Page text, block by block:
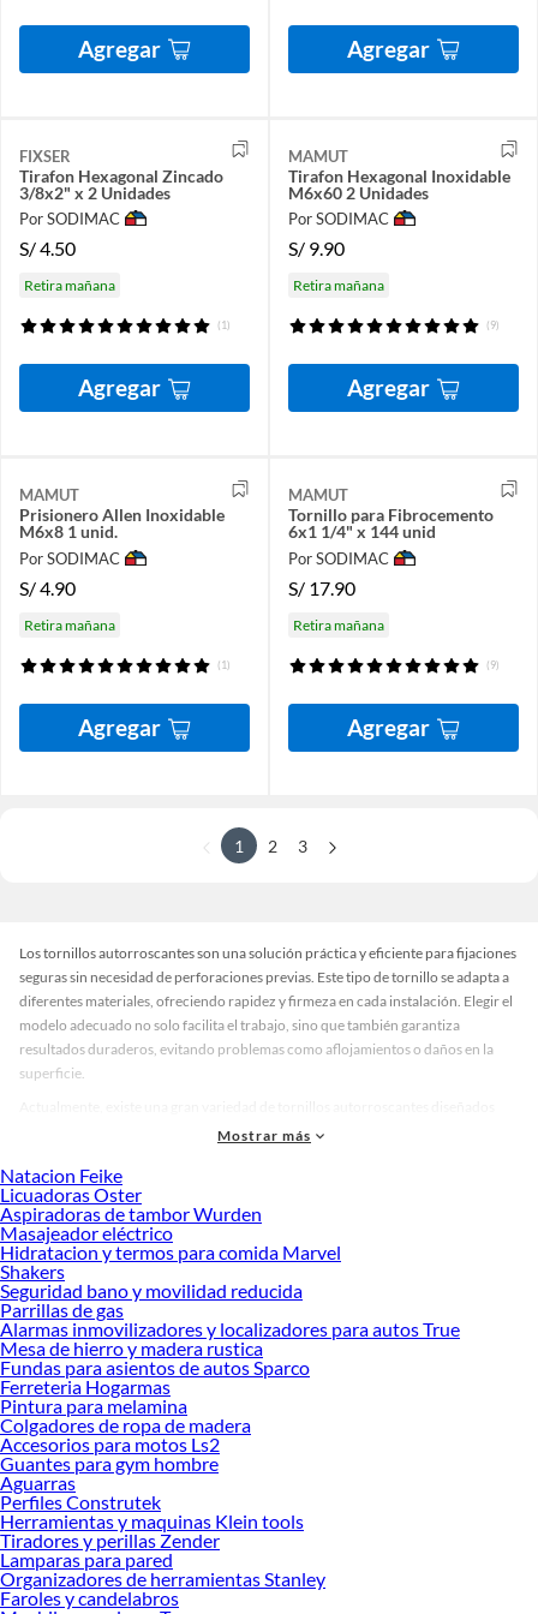
Agregar Agregar
FIXSER
Tirafon Hexagonal Zincado
3/8x2" x 2 Unidades
Por SODIMAC
S/4.50
Retira mañana
(1)
Agregar
MAMUT
Tirafon Hexagonal Inoxidable
M6x60 2 Unidades
Por SODIMAC
S/ 9.90
Retira mañana
(9)
Agregar
MAMUT
Prisionero Allen Inoxidable
M6x8 1 unid.
Por SODIMAC
S/4.90
Retira mañana
(1)
Agregar
MAMUT
Tornillo para Fibrocemento
6x1 1/4" x 144 unid
Por SODIMAC
S/ 17.90
Retira mañana
(9)
Agregar
1 2 3
Los tornillos autorroscantes son una solución práctica y eficiente para fijaciones
seguras sin necesidad de perforaciones previas. Este tipo de tornillo se adapta a
diferentes materiales, ofreciendo rapidez y firmeza en cada instalación. Elegir el
modelo adecuado no solo facilita el trabajo, sino que también garantiza
resultados duraderos, evitando problemas como aflojamientos o daños en la
superficie.
para distintas aplicaciones. Puedes encontrar opciones para madera, metal o
corrosión. También hay modelos con cabezas planas, redondeadas o
hexagonales, disponibles en diferentes tamaños y colores para adaptarse a
proyectos decorativos o funcionales. Esta diversidad permite seleccionar el
tornillo perfecto según el tipo de material y la exigencia del trabajo.
Invertir en tornillos autorroscantes de calidad significa optimizar tiempo y
esfuerzo. Un buen diseño asegura una instalación firme, reduce el riesgo de
fallos y prolonga la vida útil de la estructura. Explora nuestras colecciones
disponibles y descubre cuál se adapta mejor a ti. Conoce más sobre sus
beneficios y elige la opción que hará que tus proyectos sean más seguros y
eficientes.
Complementa tu compra con estos productos:
Tornillos
Armella
Roscalatas
Tornillo Métrico
Autoperforante
Tornillos Mariposa
Tornillos para madera
Mostrar más
Natacion Feike
Licuadoras Oster
Aspiradoras de tambor Wurden
Masajeador eléctrico
Hidratacion y termos para comida Marvel
Shakers
Seguridad bano y movilidad reducida
Parrillas de gas
Alarmas inmovilizadores y localizadores para autos True
Mesa de hierro y madera rustica
Fundas para asientos de autos Sparco
Ferreteria Hogarmas
Pintura para melamina
Colgadores de ropa de madera
Accesorios para motos Ls2
Guantes para gym hombre
Aguarras
Perfiles Construtek
Herramientas y maquinas Klein tools
Tiradores y perillas Zender
Lamparas para pared
Organizadores de herramientas Stanley
Faroles y candelabros